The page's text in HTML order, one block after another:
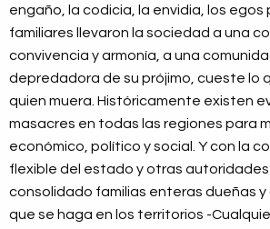
engaño, la codicia, la envidia, los egos
familiares llevaron la sociedad a una
convivencia y armonía, a una
depredadora de su prójimo, cueste lo
quien muera. Históricamente existen
masacres en todas las regiones para
económico, político y social. Y con la
flexible del estado y otras
consolidado familias enteras dueñas
que se haga en los territorios -